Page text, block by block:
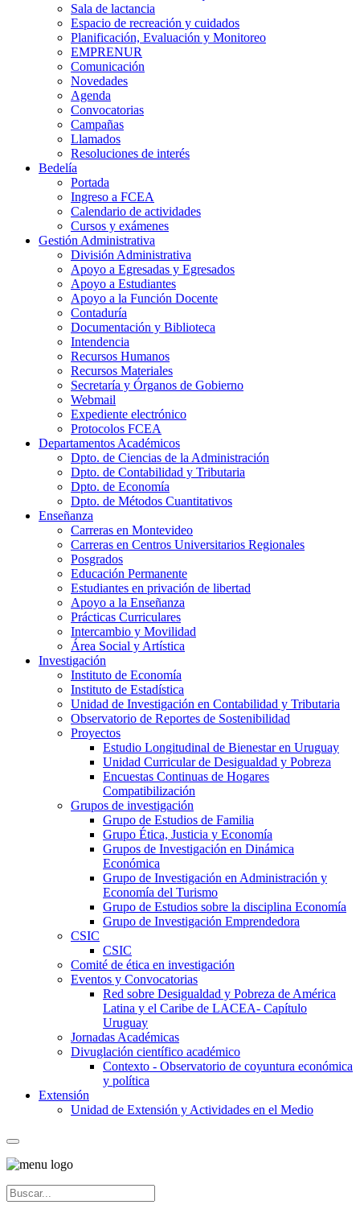
Sala de lactancia
Espacio de recreación y cuidados
Planificación, Evaluación y Monitoreo
EMPRENUR
Comunicación
Novedades
Agenda
Convocatorias
Campañas
Llamados
Resoluciones de interés
Bedelía
Portada
Ingreso a FCEA
Calendario de actividades
Cursos y exámenes
Gestión Administrativa
División Administrativa
Apoyo a Egresadas y Egresados
Apoyo a Estudiantes
Apoyo a la Función Docente
Contaduría
Documentación y Biblioteca
Intendencia
Recursos Humanos
Recursos Materiales
Secretaría y Órganos de Gobierno
Webmail
Expediente electrónico
Protocolos FCEA
Departamentos Académicos
Dpto. de Ciencias de la Administración
Dpto. de Contabilidad y Tributaria
Dpto. de Economía
Dpto. de Métodos Cuantitativos
Enseñanza
Carreras en Montevideo
Carreras en Centros Universitarios Regionales
Posgrados
Educación Permanente
Estudiantes en privación de libertad
Apoyo a la Enseñanza
Prácticas Curriculares
Intercambio y Movilidad
Área Social y Artística
Investigación
Instituto de Economía
Instituto de Estadística
Unidad de Investigación en Contabilidad y Tributaria
Observatorio de Reportes de Sostenibilidad
Proyectos
Estudio Longitudinal de Bienestar en Uruguay
Unidad Curricular de Desigualdad y Pobreza
Encuestas Continuas de Hogares
Compatibilización
Grupos de investigación
Grupo de Estudios de Familia
Grupo Ética, Justicia y Economía
Grupos de Investigación en Dinámica
Económica
Grupo de Investigación en Administración y
Economía del Turismo
Grupo de Estudios sobre la disciplina Economía
Grupo de Investigación Emprendedora
CSIC
CSIC
Comité de ética en investigación
Eventos y Convocatorias
Red sobre Desigualdad y Pobreza de América
Latina y el Caribe de LACEA- Capítulo
Uruguay
Jornadas Académicas
Divuglación científico académico
Contexto - Observatorio de coyuntura económica
y política
Extensión
Unidad de Extensión y Actividades en el Medio